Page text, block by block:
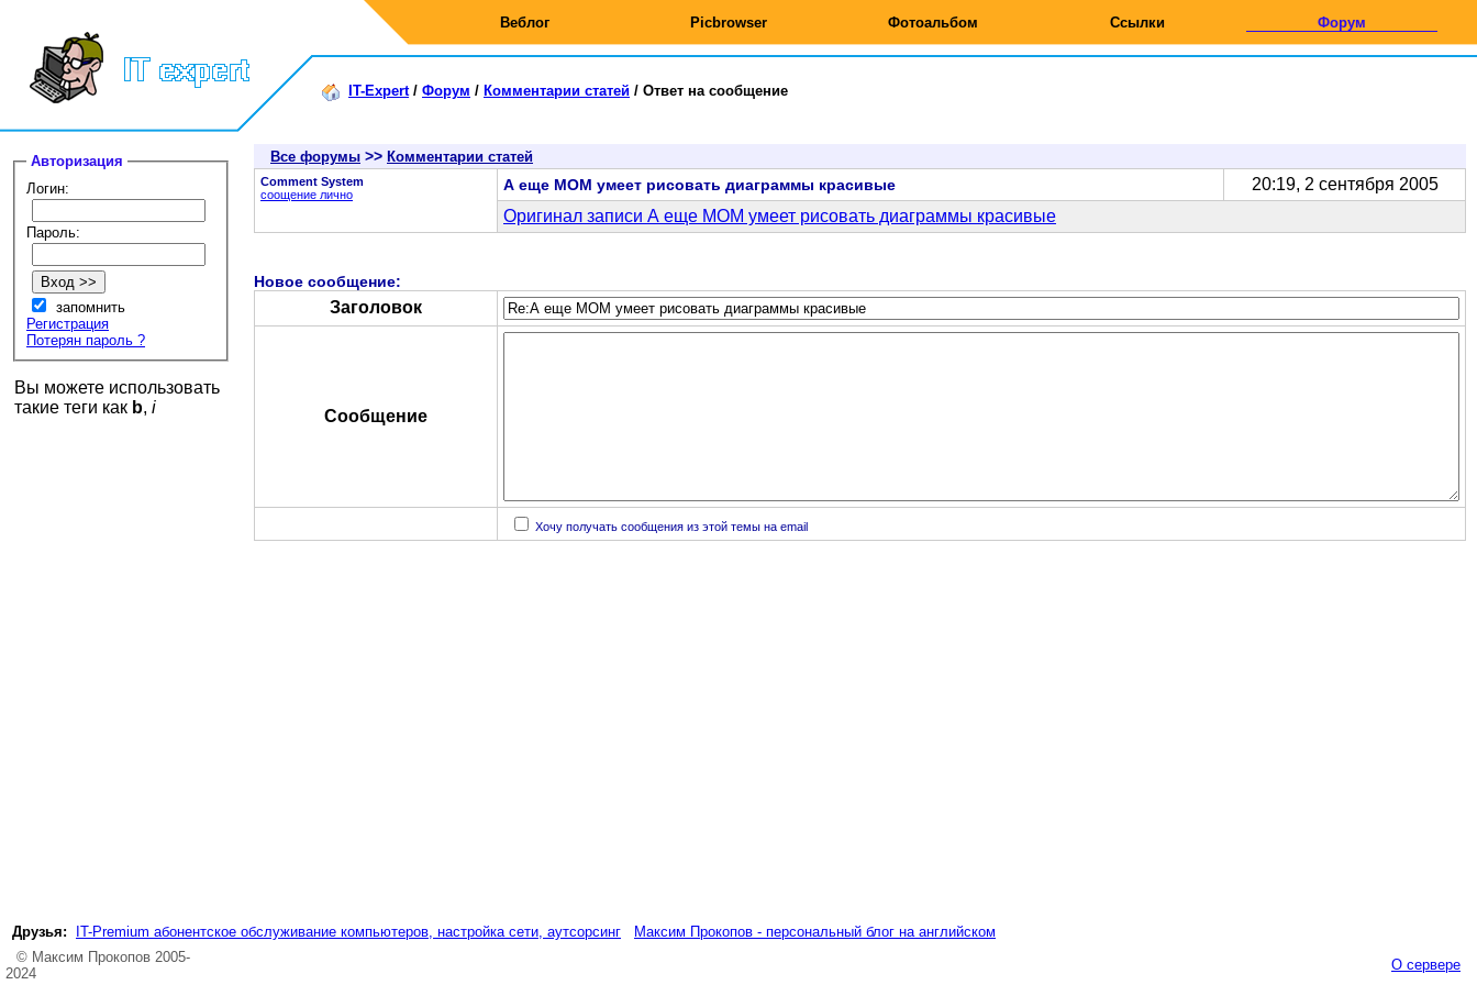
Веблог Picbrowser Фотоальбом Ссылки Форум
IT-Expert/ Форум / Комментарии статей / Ответ на сообщение
Авторизация
Логин:
Пароль:
запомнить
Регистрация
Потерян пароль ?
Вы можете использовать
такие теги как b, i
Все форумы >> Комментарии статей
Comment System
соощение лично
А еще MOM умеет рисовать диаграммы красивые
20:19, 2 сентября 2005
Оригинал записи А еще MOM умеет рисовать диаграммы красивые
Новое сообщение:
Заголовок
Сообщение
Хочу получать сообщения из этой темы на email
Друзья: IT-Premium абонентское обслуживание компьютеров, настройка сети, аутсорсинг
Максим Прокопов - персональный блог на английском
© Максим Прокопов 2005-
2024
О сервере